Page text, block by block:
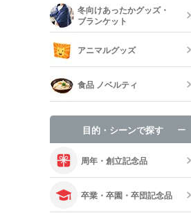
冬向けあったかグッズ・
ブランケット
アニマルグッズ
食品 ノベルティ
目的・シーンで探す
周年・創立記念品
卒業・卒園・卒団記念品